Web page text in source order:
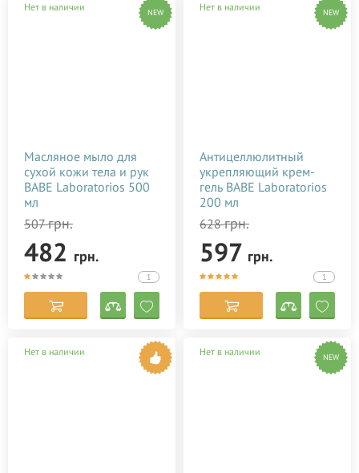
Нет в наличии NEW
Масляное мыло для
сухой кожи тела и рук
BABE Laboratorios 500
мл
507грн.
482 грн.
1
Нет в наличии NEW
Антицеллюлитный
укрепляющий крем-
гель BABE Laboratorios
200 мл
628грн.
597 грн.
1
Нет в наличии Нет в наличии NEW